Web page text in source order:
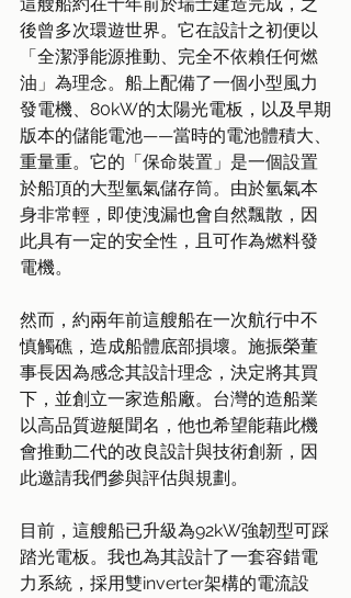
後曾多次環遊世界。它在設計之初便以
「全潔淨能源推動、完全不依賴任何燃
油」為理念。船上配備了一個小型風力
發電機、80kW的太陽光電板，以及早期
版本的儲能電池——當時的電池體積大、
重量重。它的「保命裝置」是一個設置
於船頂的大型氫氣儲存筒。由於氫氣本
身非常輕，即使洩漏也會自然飄散，因
此具有一定的安全性，且可作為燃料發
電機。
然而，約兩年前這艘船在一次航行中不
慎觸礁，造成船體底部損壞。施振榮董
事長因為感念其設計理念，決定將其買
下，並創立一家造船廠。台灣的造船業
以高品質遊艇聞名，他也希望能藉此機
會推動二代的改良設計與技術創新，因
此邀請我們參與評估與規劃。
目前，這艘船已升級為92kW強韌型可踩
踏光電板。我也為其設計了一套容錯電
力系統，採用雙inverter架構的電流設